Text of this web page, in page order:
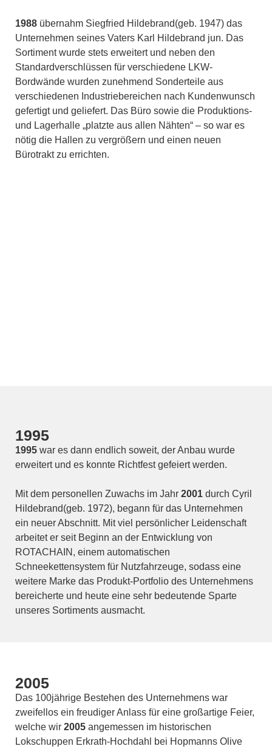
1988 übernahm Siegfried Hildebrand(geb. 1947) das
Unternehmen seines Vaters Karl Hildebrand jun. Das
Sortiment wurde stets erweitert und neben den
Standardverschlüssen für verschiedene LKW-
Bordwände wurden zunehmend Sonderteile aus
verschiedenen Industriebereichen nach Kundenwunsch
gefertigt und geliefert. Das Büro sowie die Produktions-
und Lagerhalle „platzte aus allen Nähten“ – so war es
nötig die Hallen zu vergrößern und einen neuen
Bürotrakt zu errichten.
1995
1995 war es dann endlich soweit, der Anbau wurde
erweitert und es konnte Richtfest gefeiert werden.
Mit dem personellen Zuwachs im Jahr 2001 durch Cyril
Hildebrand(geb. 1972), begann für das Unternehmen
ein neuer Abschnitt. Mit viel persönlicher Leidenschaft
arbeitet er seit Beginn an der Entwicklung von
ROTACHAIN, einem automatischen
Schneekettensystem für Nutzfahrzeuge, sodass eine
weitere Marke das Produkt-Portfolio des Unternehmens
bereicherte und heute eine sehr bedeutende Sparte
unseres Sortiments ausmacht.
2005
Das 100jährige Bestehen des Unternehmens war
zweifellos ein freudiger Anlass für eine großartige Feier,
welche wir 2005 angemessen im historischen
Lokschuppen Erkrath-Hochdahl bei Hopmanns Olive